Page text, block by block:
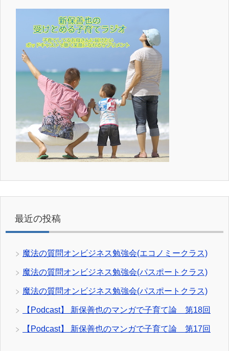
最近の投稿
魔法の質問オンビジネス勉強会(エコノミークラス)
魔法の質問オンビジネス勉強会(パスポートクラス)
魔法の質問オンビジネス勉強会(パスポートクラス)
【Podcast】 新保善也のマンガで子育て論 第18回
【Podcast】 新保善也のマンガで子育て論 第17回